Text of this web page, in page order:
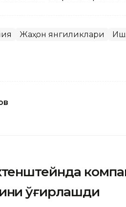
Жаҳон янгиликлари
ўғирлашди